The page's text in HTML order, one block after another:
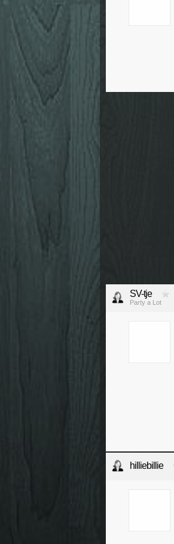
SV-tje
Party a Lot
hilliebillie